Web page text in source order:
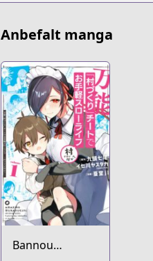
Anbefalt manga
Bannou